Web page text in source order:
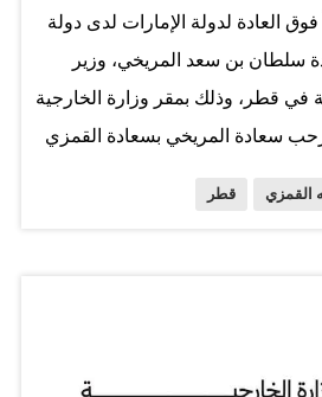
العادة لدولة الإمارات لدى دولة
سلطان بن سعد المريخي، وزير
في قطر، وذلك بمقر وزارة الخارجية
سعادة المريخي بسعادة القمزي
بتمثيل دولة الإمارات لدى
المشترك بين البلدين الشقيقين في
القمزي قطر